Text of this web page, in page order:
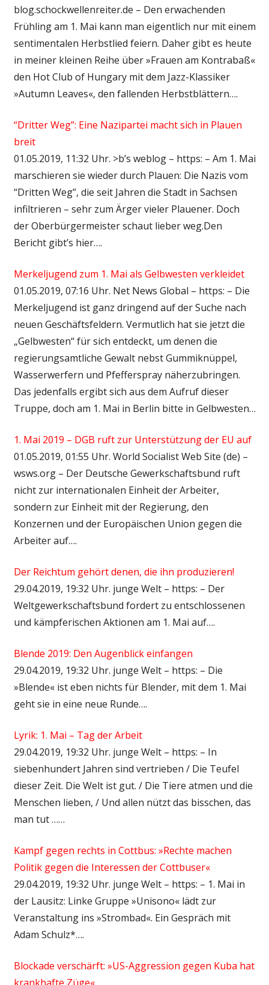
blog.schockwellenreiter.de – Den erwachenden
Frühling am 1. Mai kann man eigentlich nur mit einem
sentimentalen Herbstlied feiern. Daher gibt es heute
in meiner kleinen Reihe über »Frauen am Kontrabaß«
den Hot Club of Hungary mit dem Jazz-Klassiker
»Autumn Leaves«, den fallenden Herbstblättern….
“Dritter Weg”: Eine Nazipartei macht sich in Plauen
breit
01.05.2019, 11:32 Uhr. >b’s weblog – https: – Am 1. Mai
marschieren sie wieder durch Plauen: Die Nazis vom
“Dritten Weg”, die seit Jahren die Stadt in Sachsen
infiltrieren – sehr zum Ärger vieler Plauener. Doch
der Oberbürgermeister schaut lieber weg.Den
Bericht gibt’s hier….
Merkeljugend zum 1. Mai als Gelbwesten verkleidet
01.05.2019, 07:16 Uhr. Net News Global – https: – Die
Merkeljugend ist ganz dringend auf der Suche nach
neuen Geschäftsfeldern. Vermutlich hat sie jetzt die
„Gelbwesten“ für sich entdeckt, um denen die
regierungsamtliche Gewalt nebst Gummiknüppel,
Wasserwerfern und Pfefferspray näherzubringen.
Das jedenfalls ergibt sich aus dem Aufruf dieser
Truppe, doch am 1. Mai in Berlin bitte in Gelbwesten…
1. Mai 2019 – DGB ruft zur Unterstützung der EU auf
01.05.2019, 01:55 Uhr. World Socialist Web Site (de) –
wsws.org – Der Deutsche Gewerkschaftsbund ruft
nicht zur internationalen Einheit der Arbeiter,
sondern zur Einheit mit der Regierung, den
Konzernen und der Europäischen Union gegen die
Arbeiter auf….
Der Reichtum gehört denen, die ihn produzieren!
29.04.2019, 19:32 Uhr. junge Welt – https: – Der
Weltgewerkschaftsbund fordert zu entschlossenen
und kämpferischen Aktionen am 1. Mai auf….
Blende 2019: Den Augenblick einfangen
29.04.2019, 19:32 Uhr. junge Welt – https: – Die
»Blende« ist eben nichts für Blender, mit dem 1. Mai
geht sie in eine neue Runde….
Lyrik: 1. Mai – Tag der Arbeit
29.04.2019, 19:32 Uhr. junge Welt – https: – In
siebenhundert Jahren sind vertrieben / Die Teufel
dieser Zeit. Die Welt ist gut. / Die Tiere atmen und die
Menschen lieben, / Und allen nützt das bisschen, das
man tut ……
Kampf gegen rechts in Cottbus: »Rechte machen
Politik gegen die Interessen der Cottbuser«
29.04.2019, 19:32 Uhr. junge Welt – https: – 1. Mai in
der Lausitz: Linke Gruppe »Unisono« lädt zur
Veranstaltung ins »Strombad«. Ein Gespräch mit
Adam Schulz*….
Blockade verschärft: »US-Aggression gegen Kuba hat